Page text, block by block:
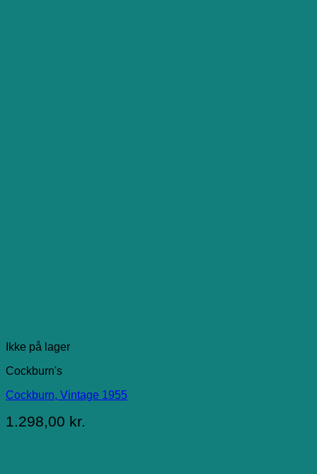
Ikke på lager
Cockburn's
Cockburn, Vintage 1955
1.298,00 kr.